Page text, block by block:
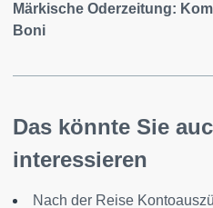
Märkische Oderzeitung:
Boni
Das könnte Sie
interessieren
Nach der Reise